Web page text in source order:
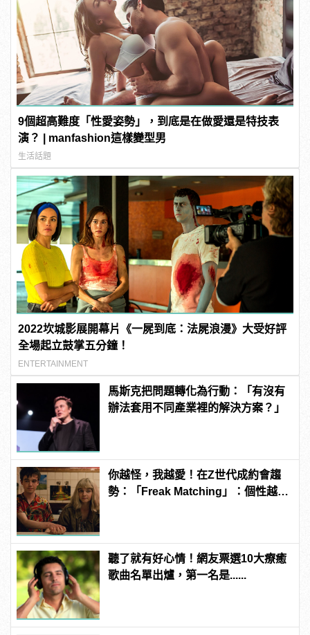
9個超高難度「性愛姿勢」，到底是在做愛還是特技表
演？ | manfashion這樣變型男
生活話題
2022坎城影展開幕片《一屍到底：法屍浪漫》大受好評
全場起立鼓掌五分鐘！
ENTERTAINMENT
馬斯克把問題轉化為行動：「有沒有
辦法套用不同產業裡的解決方案？」
你越怪，我越愛！在Z世代成約會趨
勢：「Freak Matching」：個性越獨
聽了就有好心情！網友票選10大療癒
歌曲名單出爐，第一名是......